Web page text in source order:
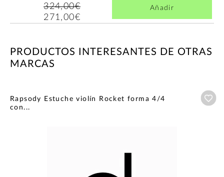
324,00€
271,00€
Añadir
PRODUCTOS INTERESANTES DE OTRAS
MARCAS
Rapsody Estuche violín Rocket forma 4/4
con...